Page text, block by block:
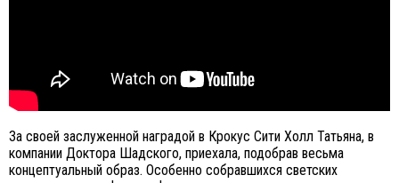
За своей заслуженной наградой в Крокус Сити Холл Татьяна, в
компании Доктора Шадского, приехала, подобрав весьма
концептуальный образ. Особенно собравшихся светских